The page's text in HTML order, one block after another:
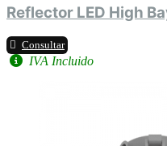
Reflector LED High
Consultar
IVA Incluido